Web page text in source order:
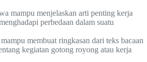
mampu menjelaskan arti penting kerja
perbedaan dalam suatu
membuat ringkasan dari teks bacaan
kegiatan gotong royong atau kerja